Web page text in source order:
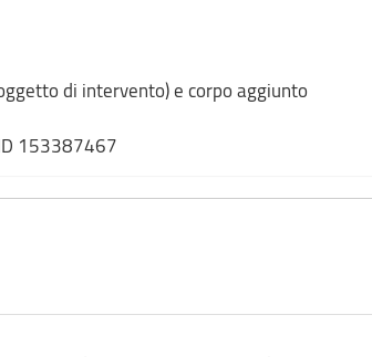
di intervento) e corpo aggiunto
153387467